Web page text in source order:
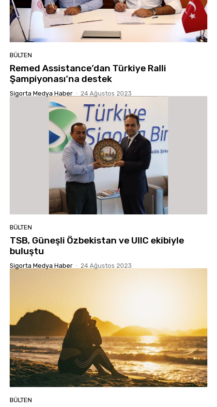
BÜLTEN
Remed Assistance’dan Türkiye Ralli
Şampiyonası’na destek
Sigorta Medya Haber - 24 Ağustos 2023
BÜLTEN
TSB, Güneşli Özbekistan ve UIIC ekibiyle
buluştu
Sigorta Medya Haber - 24 Ağustos 2023
BÜLTEN